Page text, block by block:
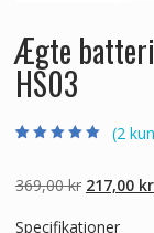
Ægte
HS03
baseret på
kundebedømmel
(2
369,00kr Den
217,00 kr
Specifikationer